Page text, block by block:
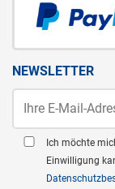
NEWSLETTER
Ich möchte
Einwilligung